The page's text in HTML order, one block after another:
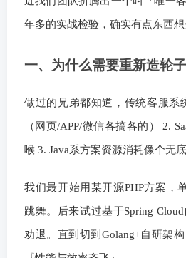
年多的实战检验，确实有点东西想
一、为什么需要重新造轮
做过的兄弟都知道，传统客服系
（网页/APP/微信各搞各的） 2.
喉 3. Java系方案资源消耗像个无
我们最开始用某开源PHP方案，
跳舞。后来试过基于Spring
劝退。直到切到Golang+自研架